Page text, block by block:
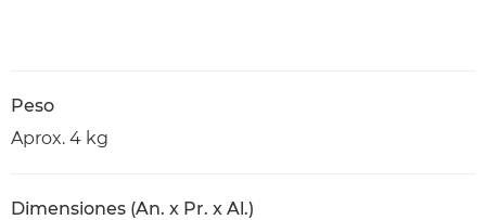
Peso
Aprox. 4 kg
Dimensiones (An. x Pr. x Al.)